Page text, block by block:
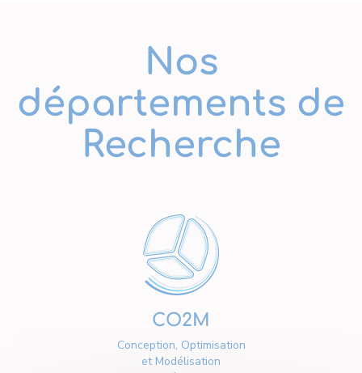
Nos
départements de
Recherche
CO2M
Conception, Optimisation
et Modélisation